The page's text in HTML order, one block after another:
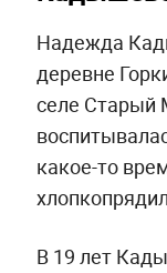
Надежда
деревне
селе Старый
какое-то
В 19 лет